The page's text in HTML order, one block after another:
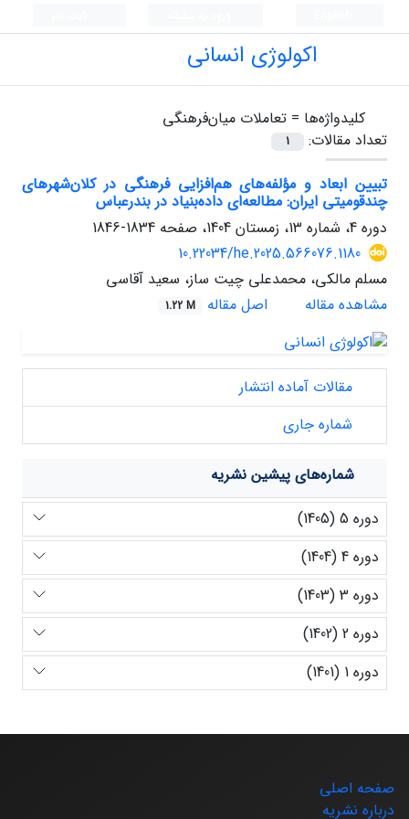
اکولوژی انسانی
کلیدواژه‌ها = تعاملات میان‌فرهنگی
تعداد مقالات:
1
تبیین ابعاد و مؤلفه‌های هم‌افزایی فرهنگی در کلان‌شهرهای
چندقومیتی ایران: مطالعه‌ای داده‌بنیاد در بندرعباس
دوره 4، شماره 13، زمستان 1404، صفحه
1834-1846
10.22034/he.2025.566076.1180
مسلم مالکی، محمدعلی چیت ساز، سعید آقاسی
مشاهده مقاله
اصل مقاله 1.22 M
مقالات آماده انتشار
شماره جاری
شماره‌های پیشین نشریه
دوره 5 (1405)
دوره 4 (1404)
دوره 3 (1403)
دوره 2 (1402)
دوره 1 (1401)
صفحه اصلی
درباره نشریه